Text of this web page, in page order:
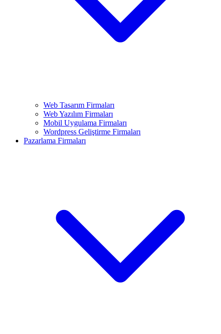
Web Tasarım Firmaları
Web Yazılım Firmaları
Mobil Uygulama Firmaları
Wordpress Geliştirme Firmaları
Pazarlama Firmaları